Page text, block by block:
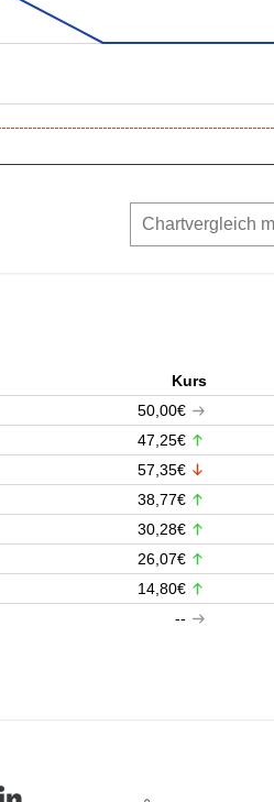
Kurs
50,00€
47,25€
57,35€
38,77€
30,28€
26,07€
14,80€
--